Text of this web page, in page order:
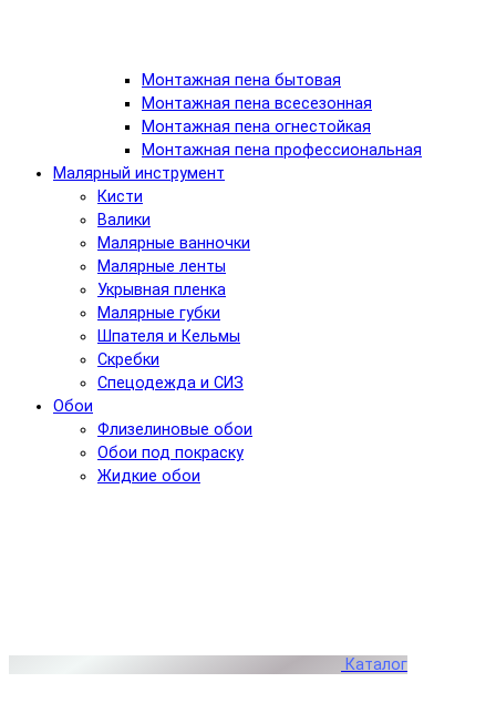
Монтажная пена бытовая
Монтажная пена всесезонная
Монтажная пена огнестойкая
Монтажная пена профессиональная
Малярный инструмент
Кисти
Валики
Малярные ванночки
Малярные ленты
Укрывная пленка
Малярные губки
Шпателя и Кельмы
Скребки
Спецодежда и СИЗ
Обои
Флизелиновые обои
Обои под покраску
Жидкие обои
Каталог